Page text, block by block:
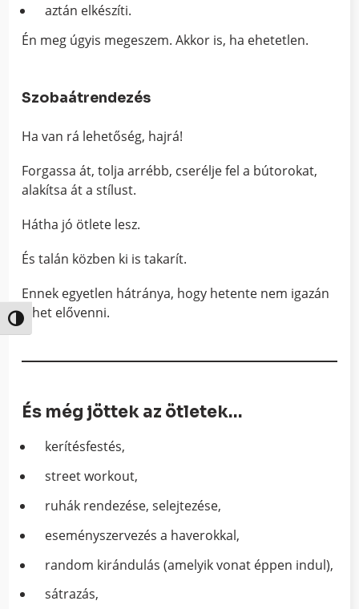
Nagy kontraszt váltása
aztán elkészíti.
Én meg úgyis megeszem. Akkor is, ha ehetetlen.
Szobaátrendezés
Ha van rá lehetőség, hajrá!
Forgassa át, tolja arrébb, cserélje fel a bútorokat,
alakítsa át a stílust.
Hátha jó ötlete lesz.
És talán közben ki is takarít.
Ennek egyetlen hátránya, hogy hetente nem igazán
lehet elővenni.
És még jöttek az ötletek…
kerítésfestés,
street workout,
ruhák rendezése, selejtezése,
eseményszervezés a haverokkal,
random kirándulás (amelyik vonat éppen indul),
sátrazás,